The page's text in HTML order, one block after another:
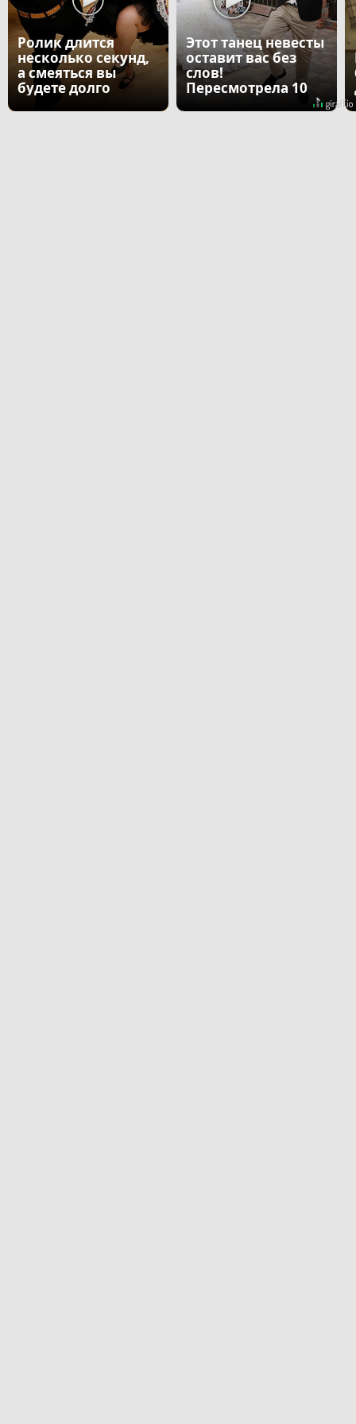
Ролик длится
несколько секунд,
а смеяться вы
будете долго
Этот танец невесты
оставит вас без
слов!
Пересмотрела 10